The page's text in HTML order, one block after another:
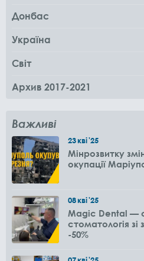
Донбас
Україна
Світ
Архив 2017-2021
Важливі
23кві'25
Мінрозвитку
окупації
08кві'25
Magic Dental —
стоматологія
-50%